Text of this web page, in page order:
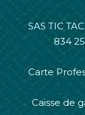
SAS TIC
834
Carte
Caisse de